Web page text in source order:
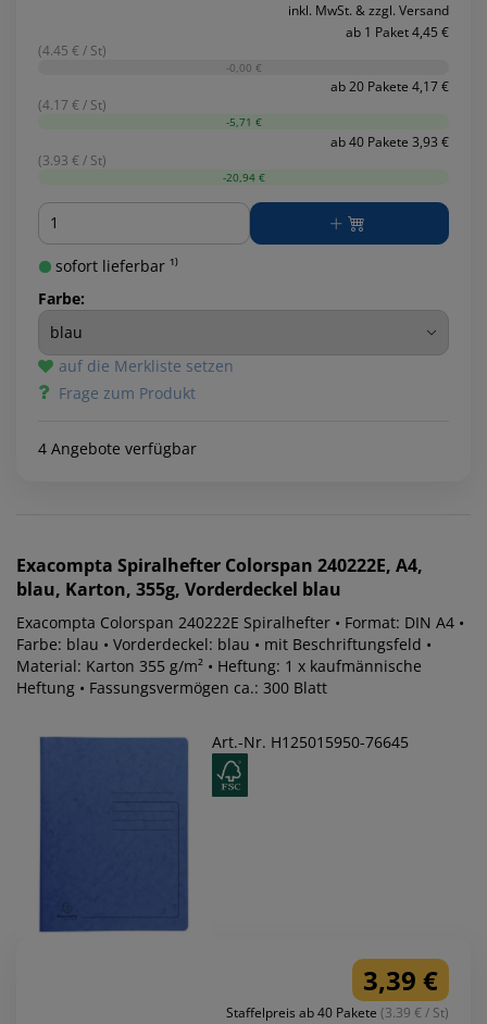
inkl. MwSt. & zzgl. Versand
ab 1 Paket 4,45 €
(4.45 € / St)
-0,00 €
ab 20 Pakete 4,17 €
(4.17 € / St)
-5,71 €
ab 40 Pakete 3,93 €
(3.93 € / St)
-20,94 €
Menge
sofort lieferbar ¹⁾
Farbe:
auf die Merkliste setzen
Frage zum Produkt
4 Angebote verfügbar
Exacompta Spiralhefter Colorspan 240222E, A4,
blau, Karton, 355g, Vorderdeckel blau
Exacompta Colorspan 240222E Spiralhefter • Format: DIN A4 •
Farbe: blau • Vorderdeckel: blau • mit Beschriftungsfeld •
Material: Karton 355 g/m² • Heftung: 1 x kaufmännische
Heftung • Fassungsvermögen ca.: 300 Blatt
Art.-Nr. H125015950-76645
3,39 €
Staffelpreis ab 40 Pakete (3.39 € / St)